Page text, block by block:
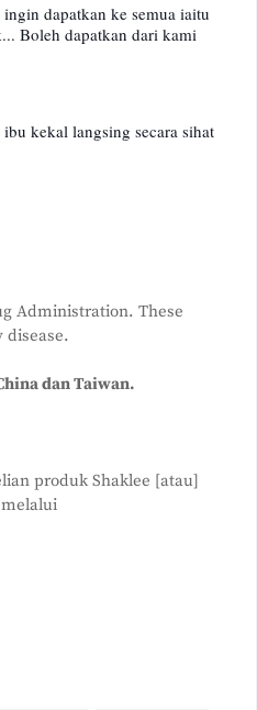
dapatkan ke semua iaitu
Boleh dapatkan dari kami
kekal langsing secara sihat
Administration. These
disease.
dan Taiwan.
produk Shaklee [atau]